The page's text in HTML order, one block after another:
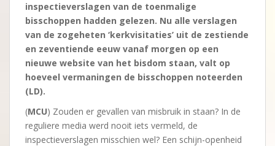
inspectieverslagen van de toenmalige
bisschoppen hadden gelezen. Nu alle verslagen
van de zogeheten ‘kerkvisitaties’ uit de zestiende
en zeventiende eeuw vanaf morgen op een
nieuwe website van het bisdom staan, valt op
hoeveel vermaningen de bisschoppen noteerden
(LD).
(MCU) Zouden er gevallen van misbruik in staan? In de
reguliere media werd nooit iets vermeld, de
inspectieverslagen misschien wel? Een schijn-openheid